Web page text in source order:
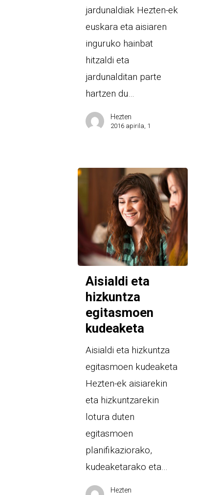
jardunaldiak Hezten-ek
euskara eta aisiaren
inguruko hainbat
hitzaldi eta
jardunalditan parte
hartzen du…
Hezten
2016 apirila, 1
Aisialdi eta
hizkuntza
egitasmoen
kudeaketa
Aisialdi eta hizkuntza
egitasmoen kudeaketa
Hezten-ek aisiarekin
eta hizkuntzarekin
lotura duten
egitasmoen
planifikaziorako,
kudeaketarako eta…
Hezten